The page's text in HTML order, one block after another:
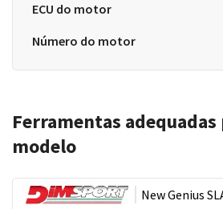
ECU do motor
Número do motor
Ferramentas adequadas
modelo
New Genius